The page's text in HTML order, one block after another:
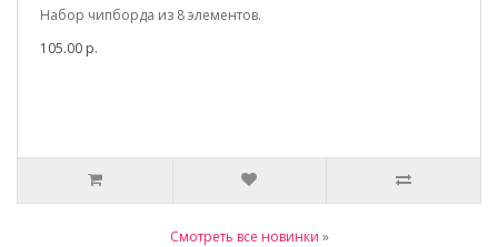
Набор чипборда из 8 элементов.
105.00 р.
Смотреть все новинки »